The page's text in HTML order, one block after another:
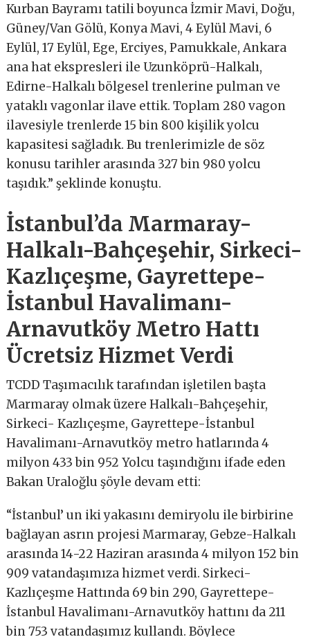
Kurban Bayramı tatili boyunca İzmir Mavi, Doğu,
Güney/Van Gölü, Konya Mavi, 4 Eylül Mavi, 6
Eylül, 17 Eylül, Ege, Erciyes, Pamukkale, Ankara
ana hat ekspresleri ile Uzunköprü-Halkalı,
Edirne-Halkalı bölgesel trenlerine pulman ve
yataklı vagonlar ilave ettik. Toplam 280 vagon
ilavesiyle trenlerde 15 bin 800 kişilik yolcu
kapasitesi sağladık. Bu trenlerimizle de söz
konusu tarihler arasında 327 bin 980 yolcu
taşıdık.” şeklinde konuştu.
İstanbul’da Marmaray-
Halkalı-Bahçeşehir, Sirkeci-
Kazlıçeşme, Gayrettepe-
İstanbul Havalimanı-
Arnavutköy Metro Hattı
Ücretsiz Hizmet Verdi
TCDD Taşımacılık tarafından işletilen başta
Marmaray olmak üzere Halkalı-Bahçeşehir,
Sirkeci- Kazlıçeşme, Gayrettepe-İstanbul
Havalimanı-Arnavutköy metro hatlarında 4
milyon 433 bin 952 Yolcu taşındığını ifade eden
Bakan Uraloğlu şöyle devam etti:
“İstanbul’ un iki yakasını demiryolu ile birbirine
bağlayan asrın projesi Marmaray, Gebze-Halkalı
arasında 14-22 Haziran arasında 4 milyon 152 bin
909 vatandaşımıza hizmet verdi. Sirkeci-
Kazlıçeşme Hattında 69 bin 290, Gayrettepe-
İstanbul Havalimanı-Arnavutköy hattını da 211
bin 753 vatandaşımız kullandı. Böylece